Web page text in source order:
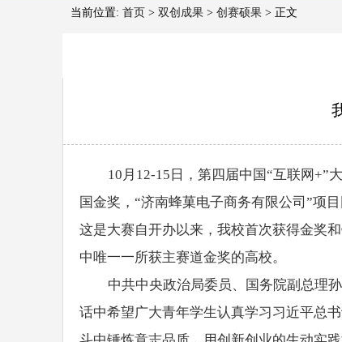
当前位置: 首页 > 双创成果 > 创赛硕果 > 正文
10月12-15日，第四届中国“互联网+”
国金奖，“济南蜂菓电子商务有限公司”项
这是大赛自开办以来，我校首次获得金奖
中唯一一所获主赛道金奖的高校。
中共中央政治局委员、国务院副总理
话中希望广大青年学生认真学习习近平总